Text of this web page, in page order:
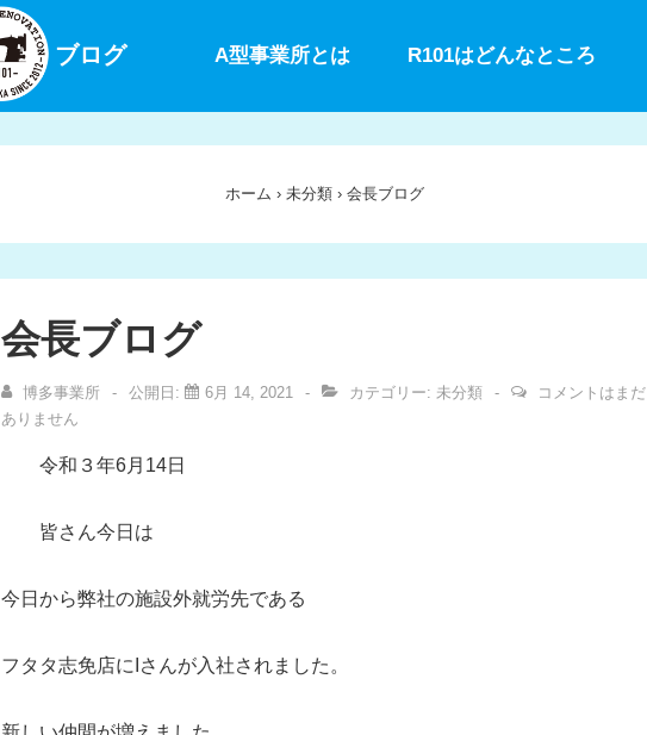
ブログ A型事業所とは R101はどんなところ
ホーム › 未分類 › 会長ブログ
会長ブログ
博多事業所 公開日: 6月 14, 2021 カテゴリー: 未分類
コメントはまだ
ありません
令和３年6月14日
皆さん今日は
今日から弊社の施設外就労先である
フタタ志免店にIさんが入社されました。